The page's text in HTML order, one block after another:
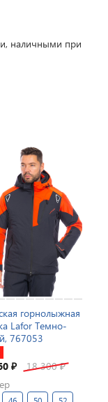
наличными при
горнолыжная
Lafor Темно-
767053
₽ 18 300₽